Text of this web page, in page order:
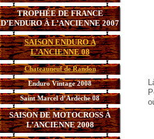
TROPHÉE DE FRANCE
D’ENDURO À L’ANCIENNE 2007
SAISON ENDURO À
L’ANCIENNE 08
Chateauneuf de Randon
Enduro Vintage 2008
Saint Marcel d’Ardèche 08
SAISON DE MOTOCROSS À
L’ANCIENNE 2008